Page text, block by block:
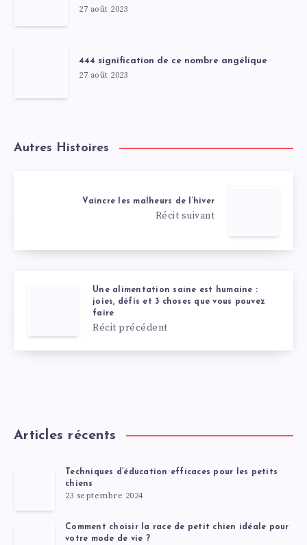
27 août 2023
444 signification de ce nombre angélique
27 août 2023
Autres Histoires
Vaincre les malheurs de l’hiver
Récit suivant
Une alimentation saine est humaine :
joies, défis et 3 choses que vous pouvez
faire
Récit précédent
Articles récents
Techniques d’éducation efficaces pour les petits
chiens
23 septembre 2024
Comment choisir la race de petit chien idéale pour
votre mode de vie ?